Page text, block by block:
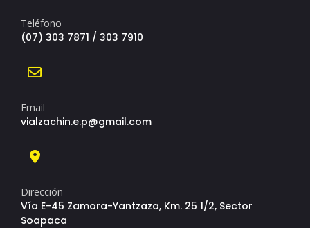
Teléfono
(07) 303 7871 / 303 7910
Email
vialzachin.e.p@gmail.com
Dirección
Vía E-45 Zamora-Yantzaza, Km. 25 1/2, Sector
Soapaca